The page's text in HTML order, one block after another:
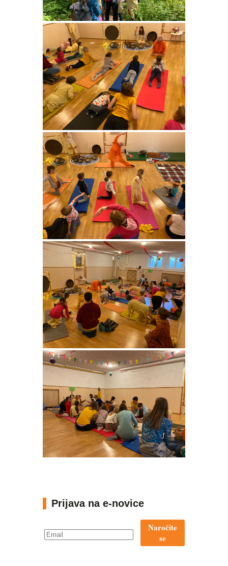
Prijava na e-novice
Naročite
se